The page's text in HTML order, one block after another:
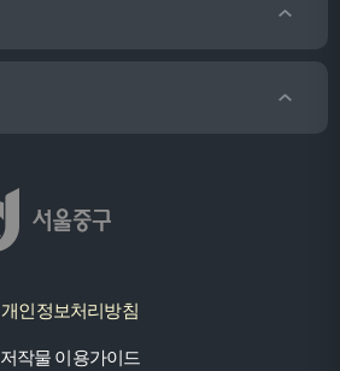
개인정보처리방침
저작물 이용가이드